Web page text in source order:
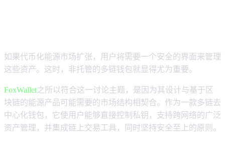
如果代币化能源市场扩张，用户将需要一个安全的界面来管理
这些资产。这时，非托管的多链钱包就显得尤为重要。
FoxWallet之所以符合这一讨论主题，是因为其设计与基于区
块链的能源产品可能需要的市场结构相契合。作为一款多链去
中心化钱包，它使用户能够直接控制私钥，支持跨网络的广泛
资产管理，并集成链上交易工具，同时坚持安全至上的原则。